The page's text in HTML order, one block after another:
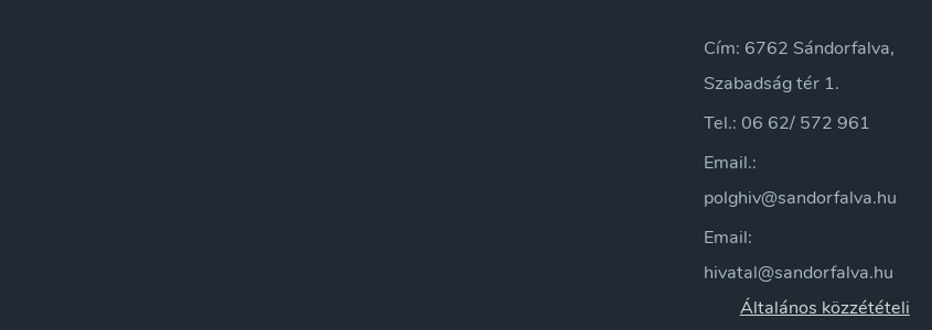
Cím: 6762 Sándorfalva,
Szabadság tér 1.
Tel.: 06 62/ 572 961
Email.:
polghiv@sandorfalva.hu
Email:
hivatal@sandorfalva.hu
Általános közzétételi